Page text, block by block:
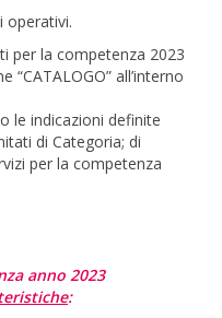
operativi.
per la competenza 2023
all’interno
le indicazioni definite
di Categoria; di
per la competenza
anno 2023
: